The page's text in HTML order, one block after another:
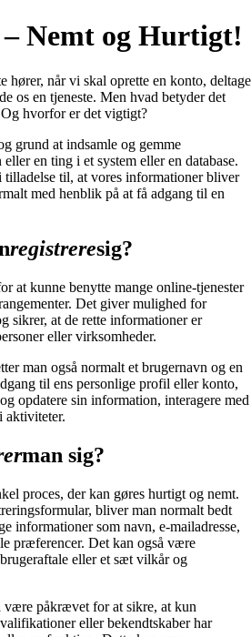
Nemt og Hurtigt!
hører, når vi skal oprette en konto, deltage
os en tjeneste. Men hvad betyder det
hvorfor er det vigtigt?
grund at indsamle og gemme
en ting i et system eller en database.
tilladelse til, at vores informationer bliver
med henblik på at få adgang til en
registreresig?
at kunne benytte mange online-tjenester
Det giver mulighed for
sikrer, at de rette informationer er
eller virksomheder.
man også normalt et brugernavn og en
til ens personlige profil eller konto,
opdatere sin information, interagere med
aktiviteter.
man sig?
proces, der kan gøres hurtigt og nemt.
bliver man normalt bedt
informationer som navn, e-mailadresse,
præferencer. Det kan også være
eller et sæt vilkår og
være påkrævet for at sikre, at kun
eller bekendtskaber har